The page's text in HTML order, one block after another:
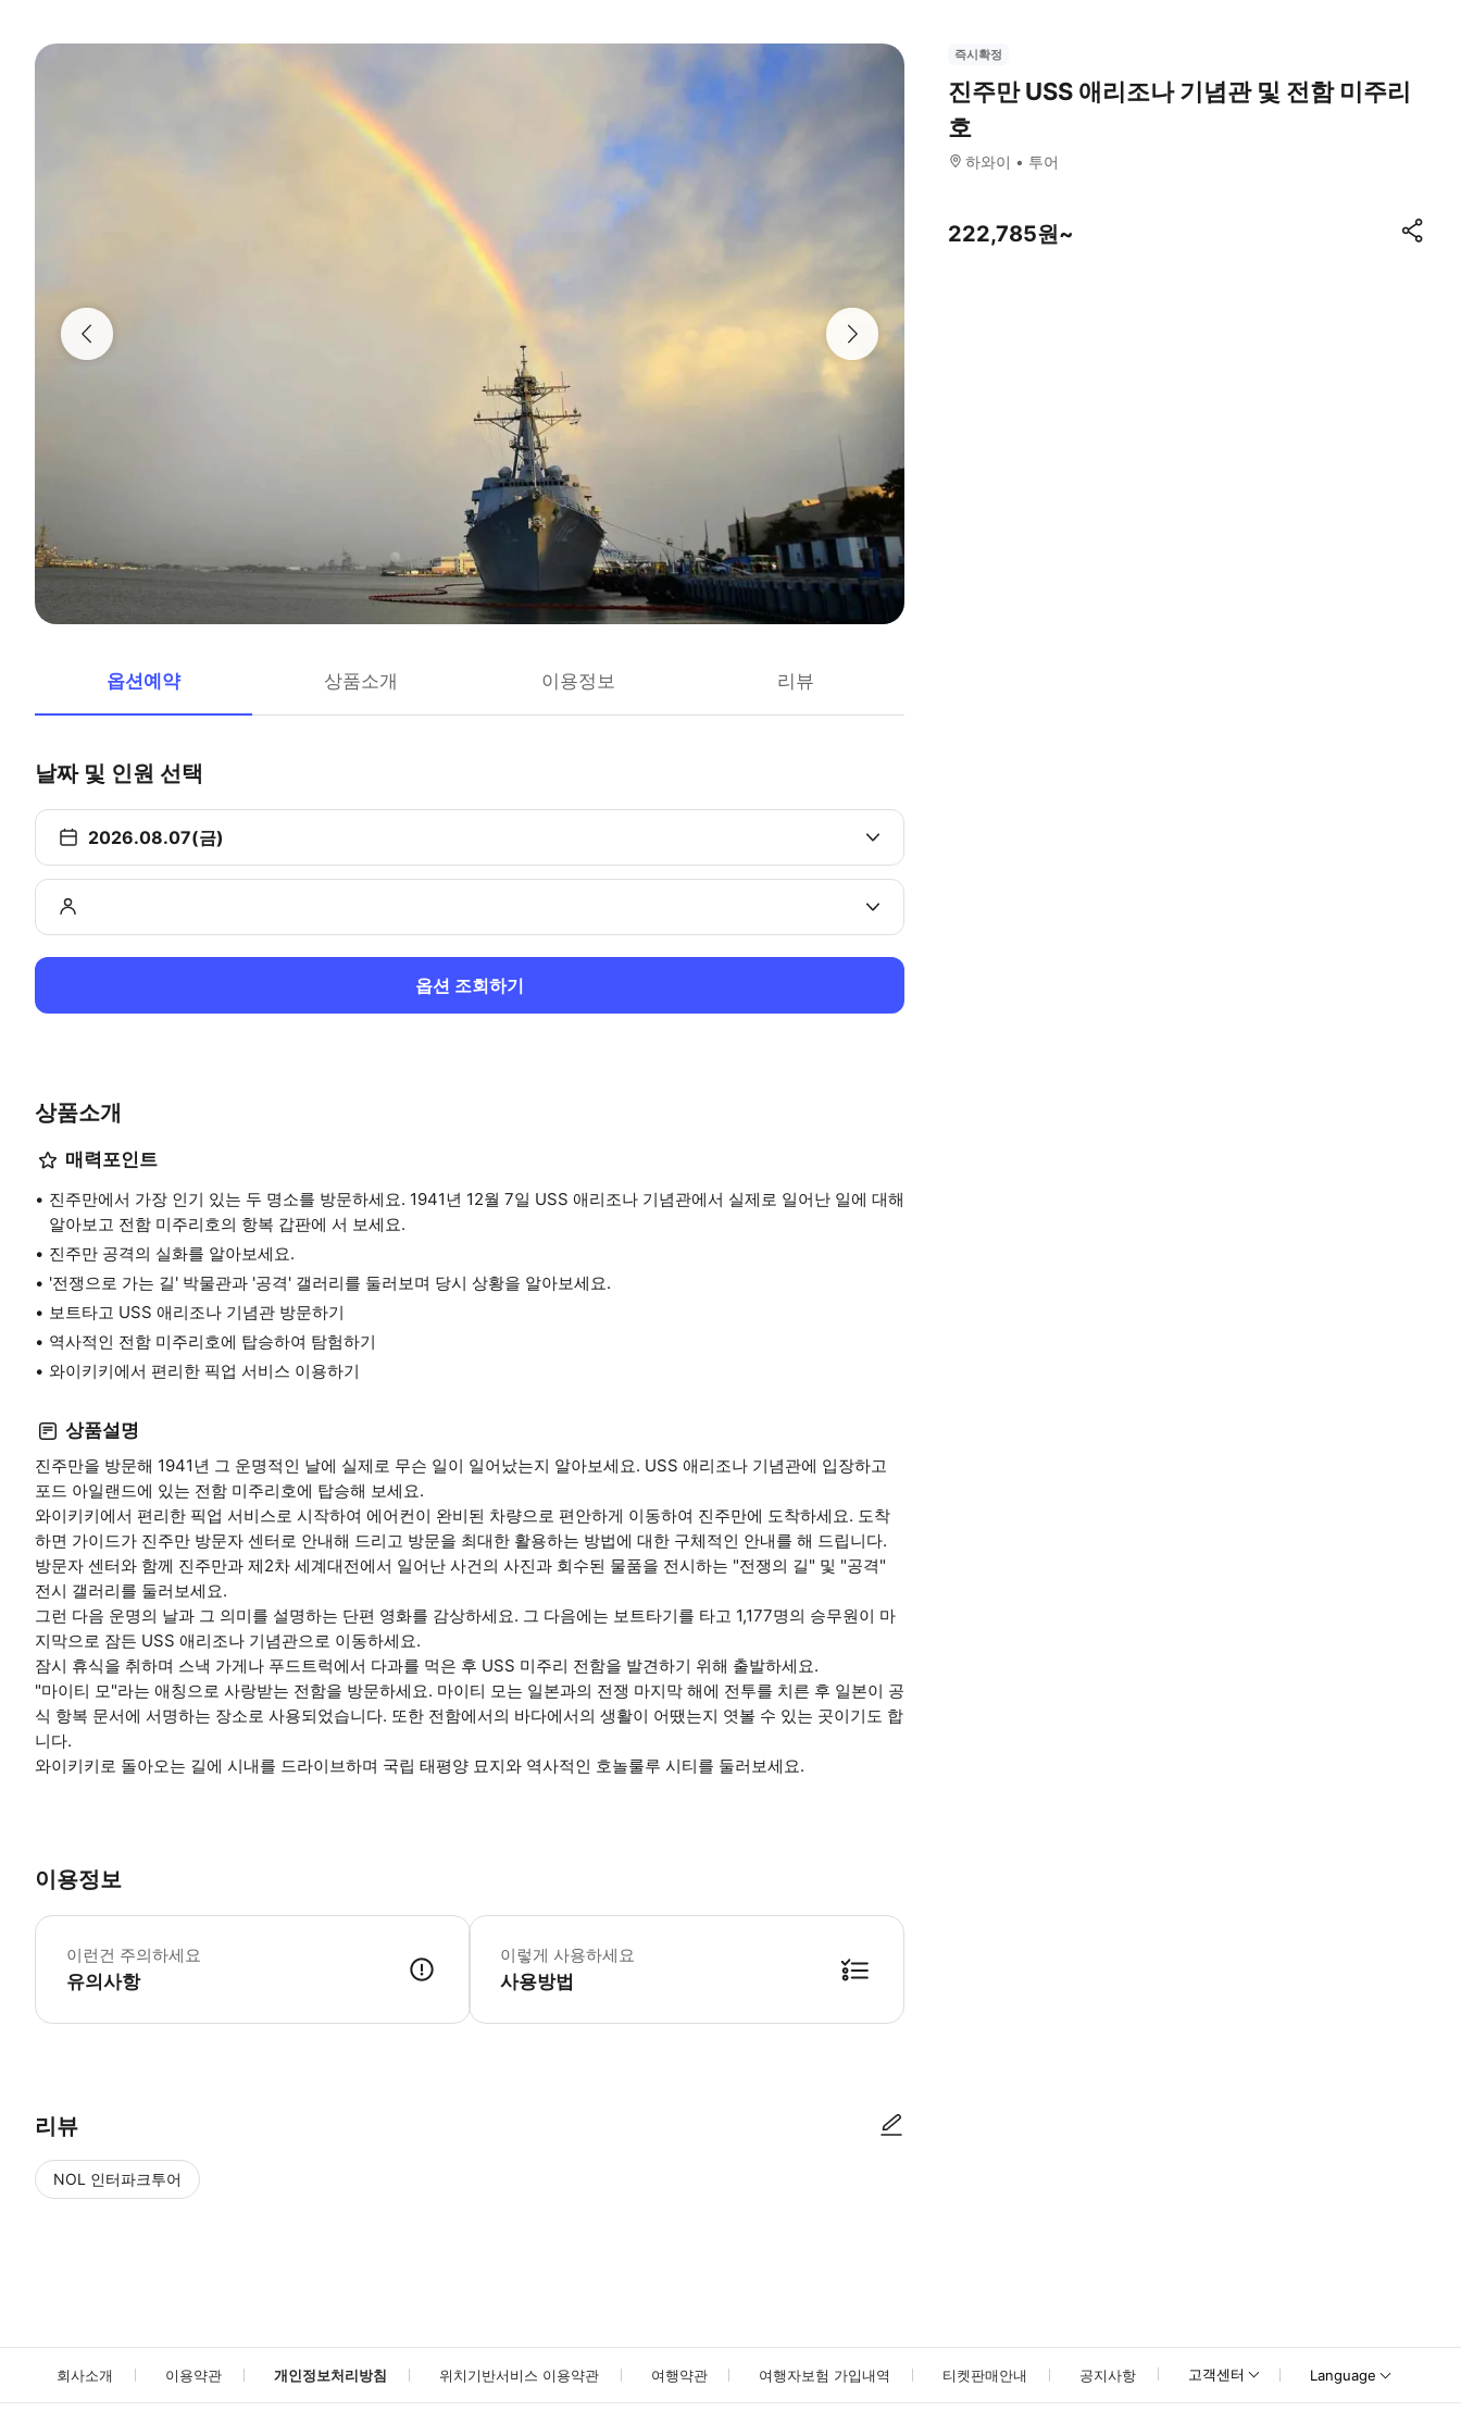
옵션예약 상품소개 이용정보 리뷰
날짜 및 인원 선택
2026.08.07(금)
옵션 조회하기
상품소개
매력포인트
진주만에서 가장 인기 있는 두 명소를 방문하세요. 1941년 12월 7일 USS 애리조나 기념관에서 실제로 일어난 일에 대해
알아보고 전함 미주리호의 항복 갑판에 서 보세요.
진주만 공격의 실화를 알아보세요.
'전쟁으로 가는 길' 박물관과 '공격' 갤러리를 둘러보며 당시 상황을 알아보세요.
보트타고 USS 애리조나 기념관 방문하기
역사적인 전함 미주리호에 탑승하여 탐험하기
와이키키에서 편리한 픽업 서비스 이용하기
상품설명
진주만을 방문해 1941년 그 운명적인 날에 실제로 무슨 일이 일어났는지 알아보세요. USS 애리조나 기념관에 입장하고
포드 아일랜드에 있는 전함 미주리호에 탑승해 보세요.
와이키키에서 편리한 픽업 서비스로 시작하여 에어컨이 완비된 차량으로 편안하게 이동하여 진주만에 도착하세요. 도착
하면 가이드가 진주만 방문자 센터로 안내해 드리고 방문을 최대한 활용하는 방법에 대한 구체적인 안내를 해 드립니다.
방문자 센터와 함께 진주만과 제2차 세계대전에서 일어난 사건의 사진과 회수된 물품을 전시하는 "전쟁의 길" 및 "공격"
전시 갤러리를 둘러보세요.
그런 다음 운명의 날과 그 의미를 설명하는 단편 영화를 감상하세요. 그 다음에는 보트타기를 타고 1,177명의 승무원이 마
지막으로 잠든 USS 애리조나 기념관으로 이동하세요.
잠시 휴식을 취하며 스낵 가게나 푸드트럭에서 다과를 먹은 후 USS 미주리 전함을 발견하기 위해 출발하세요.
"마이티 모"라는 애칭으로 사랑받는 전함을 방문하세요. 마이티 모는 일본과의 전쟁 마지막 해에 전투를 치른 후 일본이 공
식 항복 문서에 서명하는 장소로 사용되었습니다. 또한 전함에서의 바다에서의 생활이 어땠는지 엿볼 수 있는 곳이기도 합
니다.
와이키키로 돌아오는 길에 시내를 드라이브하며 국립 태평양 묘지와 역사적인 호놀룰루 시티를 둘러보세요.
이용정보
이런건 주의하세요
유의사항
픽업 시간: 오전 6시 30분~7시 30분 요청하시면 유아 좌석을 이용하실 수 있습니다(유아는 무릎에 앉을 수 없습니다). 6인치(15.24cm) 이상의 카메라 렌
이렇게 사용하세요
사용방법
리뷰
NOL 인터파크투어
즉시확정
진주만 USS 애리조나 기념관 및 전함 미주리
호
하와이 투어
222,785원~
회사소개 이용약관 개인정보처리방침 위치기반서비스 이용약관 여행약관 여행자보험 가입내역 티켓판매안내 공지사항 고객센터 Language